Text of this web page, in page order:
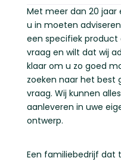
Met meer dan 20 jaar
u in moeten
een specifiek
vraag en wilt dat wij
klaar om u zo goed
zoeken naar het best
vraag. Wij kunnen
aanleveren in uwe
ontwerp.
Een familiebedrijf dat